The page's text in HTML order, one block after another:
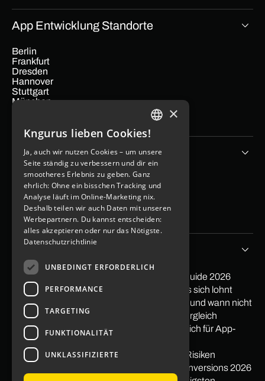
App Entwicklung Standorte
Berlin
Frankfurt
Dresden
Hannover
Stuttgart
München
Unternehmen
App Kosten berechen
Blog
Kontakt
Imprint
Data protection
PayPal in App integrieren: Der praktische Guide 2026
Softwareentwicklung Outsourcing: Wann es sich lohnt
Low Code Entwicklung: Wann sie sich lohnt und wann nicht
Mit Apps Geld verdienen 2026: Ehrlicher Vergleich
Nearshore vs. Offshore: Der ehrliche Vergleich für App-
Projekte
Was ist Offshoring? Definition, Beispiele & Risiken
Pagespeed: Auswirkungen auf Traffic & Conversions 2026
ENGLISH
×
Kngurus lieben Cookies!
Ja, auch wir nutzen Cookies – um unsere
Seite ständig zu verbessern und dir ein
smootheres Erlebnis zu geben. Ganz
ehrlich: Ohne ein bisschen Tracking und
Analyse läuft im Online-Marketing nix.
Deshalb teilen wir auch Daten mit unseren
Werbepartnern. Du kannst entscheiden:
alles akzeptieren oder nur das Nötigste.
Datenschutzrichtlinie
UNBEDINGT ERFORDERLICH
PERFORMANCE
TARGETING
FUNKTIONALITÄT
UNKLASSIFIZIERTE